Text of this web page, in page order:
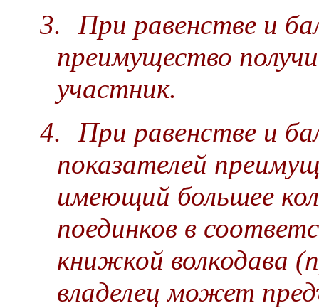
3.
При равенстве и
преимущество
участник.
4.
При равенстве и
показателей
имеющий большее
поединков в
книжкой волкодава
владелец может